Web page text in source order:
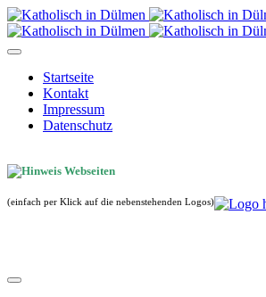
Startseite
Kontakt
Impressum
Datenschutz
(einfach per Klick auf die nebenstehenden Logos)